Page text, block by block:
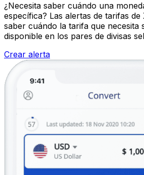
¿Necesita saber cuándo una
específica? Las alertas de tarifas
saber cuándo la tarifa que necesita
disponible en los pares de divisas
Crear alerta